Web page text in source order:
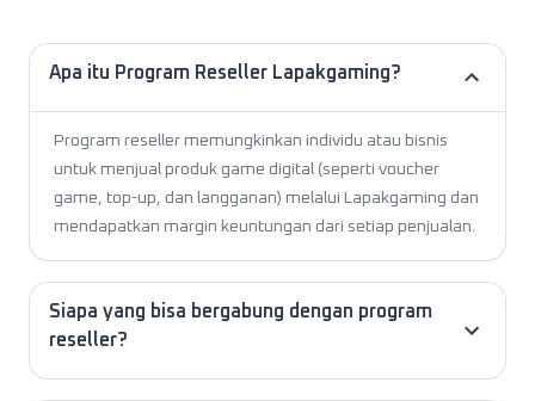
Apa itu Program Reseller Lapakgaming?
Program reseller memungkinkan individu atau bisnis
untuk menjual produk game digital (seperti voucher
game, top-up, dan langganan) melalui Lapakgaming dan
mendapatkan margin keuntungan dari setiap penjualan.
Siapa yang bisa bergabung dengan program
reseller?